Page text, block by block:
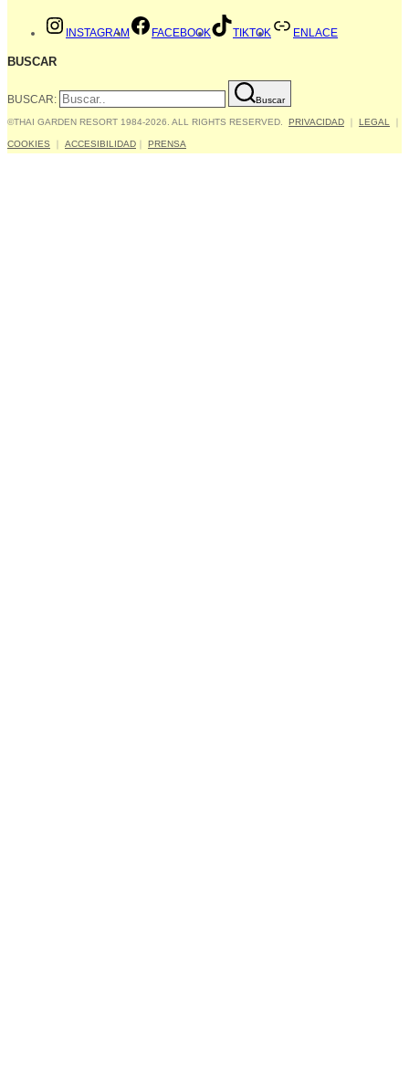
INSTAGRAM FACEBOOK TIKTOK ENLACE
BUSCAR
BUSCAR: Buscar
©THAI GARDEN RESORT 1984-2026. ALL RIGHTS RESERVED. PRIVACIDAD LEGAL
COOKIES ACCESIBILIDAD PRENSA